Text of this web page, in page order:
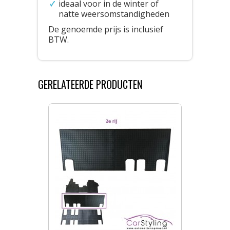
ideaal voor in de winter of
natte weersomstandigheden
De genoemde prijs is inclusief
BTW.
GERELATEERDE PRODUCTEN